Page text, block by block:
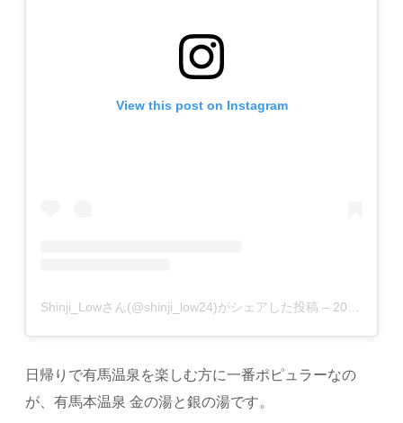
View this post on Instagram
Shinji_Lowさん(@shinji_low24)がシェアした投稿 – 2016年11月月27日午後7時50分PST
日帰りで有馬温泉を楽しむ方に一番ポピュラーなの
が、有馬本温泉 金の湯と銀の湯です。